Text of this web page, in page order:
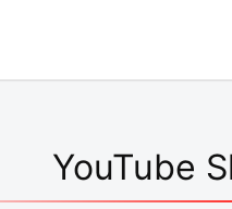
YouTube